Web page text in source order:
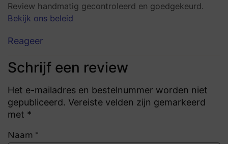
Review handmatig gecontroleerd en goedgekeurd.
Bekijk ons beleid
Reageer
Schrijf een review
Het e-mailadres en bestelnummer worden niet
gepubliceerd. Vereiste velden zijn gemarkeerd
met *
Naam *